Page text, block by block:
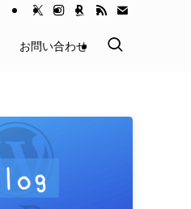
お問い合わせ